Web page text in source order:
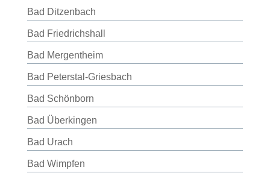
Bad Ditzenbach
Bad Friedrichshall
Bad Mergentheim
Bad Peterstal-Griesbach
Bad Schönborn
Bad Überkingen
Bad Urach
Bad Wimpfen